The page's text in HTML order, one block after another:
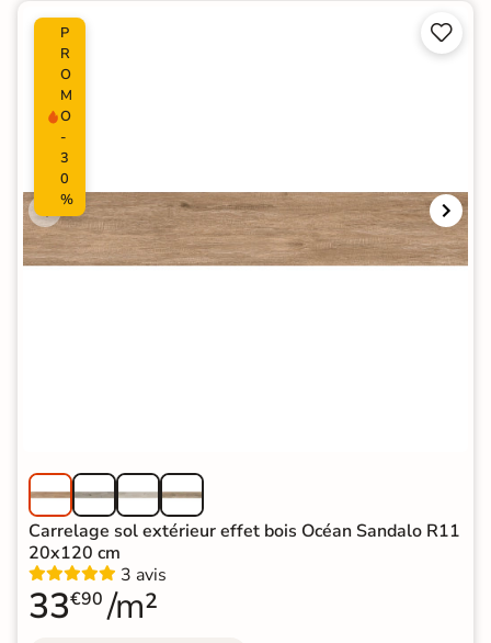
P
R
O
M
O
-
3
0
%


Carrelage sol extérieur effet bois Océan Sandalo R11
20x120 cm
3 avis
33€90 /m²